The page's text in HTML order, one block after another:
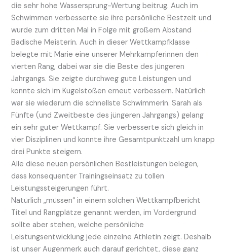
die sehr hohe Wassersprung-Wertung beitrug. Auch im
Schwimmen verbesserte sie ihre persönliche Bestzeit und
wurde zum dritten Mal in Folge mit großem Abstand
Badische Meisterin. Auch in dieser Wettkampfklasse
belegte mit Marie eine unserer Mehrkämpferinnen den
vierten Rang, dabei war sie die Beste des jüngeren
Jahrgangs. Sie zeigte durchweg gute Leistungen und
konnte sich im Kugelstoßen erneut verbessern. Natürlich
war sie wiederum die schnellste Schwimmerin. Sarah als
Fünfte (und Zweitbeste des jüngeren Jahrgangs) gelang
ein sehr guter Wettkampf. Sie verbesserte sich gleich in
vier Disziplinen und konnte ihre Gesamtpunktzahl um knapp
drei Punkte steigern.
Alle diese neuen persönlichen Bestleistungen belegen,
dass konsequenter Trainingseinsatz zu tollen
Leistungssteigerungen führt.
Natürlich „müssen“ in einem solchen Wettkampfbericht
Titel und Rangplätze genannt werden, im Vordergrund
sollte aber stehen, welche persönliche
Leistungsentwicklung jede einzelne Athletin zeigt. Deshalb
ist unser Augenmerk auch darauf gerichtet, diese ganz